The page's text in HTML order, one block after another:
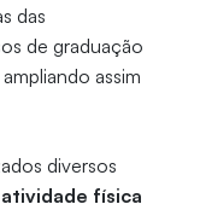
das
de graduação
assim
diversos
física